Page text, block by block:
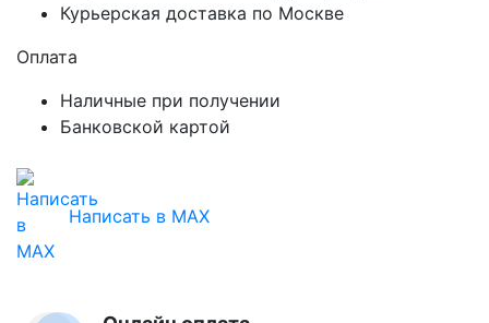
Курьерская доставка по Москве
Оплата
Наличные при получении
Банковской картой
Написать в MAX